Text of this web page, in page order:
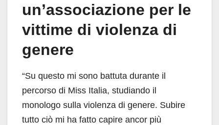
un’associazione per le
vittime di violenza di
genere
“Su questo mi sono battuta durante il
percorso di Miss Italia, studiando il
monologo sulla violenza di genere. Subire
tutto ciò mi ha fatto capire ancor più